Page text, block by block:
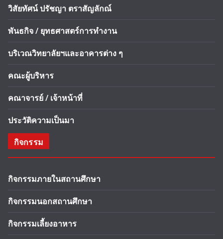
วิสัยทัศน์ ปรัชญา ตราสัญลักณ์
พันธกิจ / ยุทธศาสตร์การทำงาน
บริเวณวิทยาลัยฯและอาคารต่าง ๆ
คณะผู้บริหาร
คณาจารย์ / เจ้าหน้าที่
ประวัติความเป็นมา
กิจกรรม
กิจกรรมภายในสถานศึกษา
กิจกรรมนอกสถานศึกษา
กิจกรรมเลี้ยงอาหาร